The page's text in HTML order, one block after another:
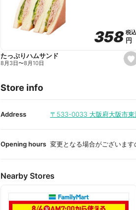
e
s
e
i
t
358
358税込
税込
円
円
たっぷりハムサンド
8月3日〜8月10日
Store info
Address 〒533-0033 大阪府大阪市
Opening hours 変更となる場合がございます
Nearby Stores